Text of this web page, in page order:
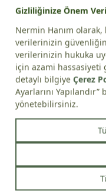
Yorumlar
Henüz yorum
Sade Erişte (500gr)